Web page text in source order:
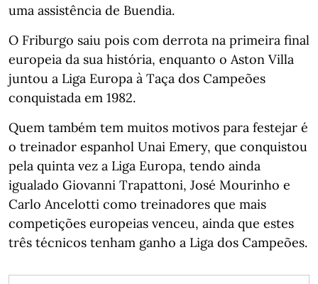
uma assistência de Buendia.
O Friburgo saiu pois com derrota na primeira final
europeia da sua história, enquanto o Aston Villa
juntou a Liga Europa à Taça dos Campeões
conquistada em 1982.
Quem também tem muitos motivos para festejar é
o treinador espanhol Unai Emery, que conquistou
pela quinta vez a Liga Europa, tendo ainda
igualado Giovanni Trapattoni, José Mourinho e
Carlo Ancelotti como treinadores que mais
competições europeias venceu, ainda que estes
três técnicos tenham ganho a Liga dos Campeões.